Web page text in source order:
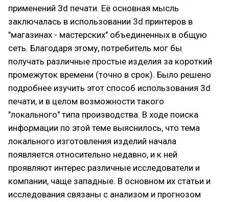
применений 3d печати. Её основная мысль
заключалась в использовании 3d принтеров в
"магазинах - мастерских" объединенных в общую
сеть. Благодаря этому, потребитель мог бы
получать различные простые изделия за короткий
промежуток времени (точно в срок). Было решено
подробнее изучить этот способ использования 3d
печати, и в целом возможности такого
"локального" типа производства. В ходе поиска
информации по этой теме выяснилось, что тема
локального изготовления изделий начала
появляется относительно недавно, и к ней
проявляют интерес различные исследователи и
компании, чаще западные. В основном их статьи и
исследования связаны с анализом и прогнозом